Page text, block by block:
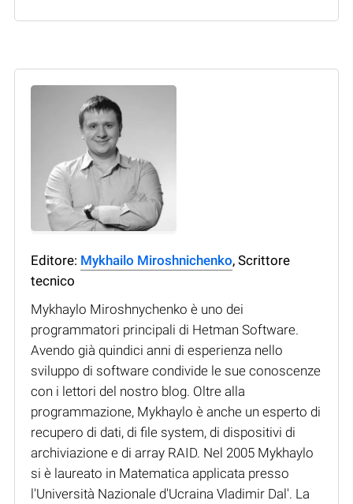
Editore: Mykhailo Miroshnichenko, Scrittore
tecnico
Mykhaylo Miroshnychenko è uno dei
programmatori principali di Hetman Software.
Avendo già quindici anni di esperienza nello
sviluppo di software condivide le sue conoscenze
con i lettori del nostro blog. Oltre alla
programmazione, Mykhaylo è anche un esperto di
recupero di dati, di file system, di dispositivi di
archiviazione e di array RAID. Nel 2005 Mykhaylo
si è laureato in Matematica applicata presso
l'Università Nazionale d'Ucraina Vladimir Dal'. La